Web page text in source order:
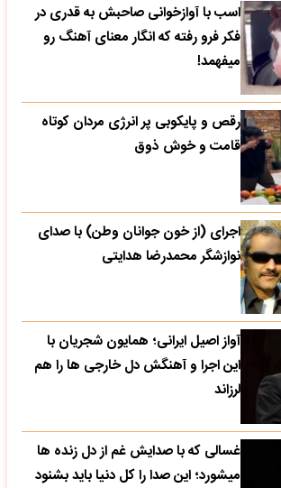
اسب با آوازخوانی صاحبش به قدری در
فکر فرو رفته که انگار معنای آهنگ رو
میفهمد!
رقص و پایکوبی پر انرژی مردان کوتاه
قامت و خوش ذوق
اجرای (از خون جوانان وطن) با صدای
نوازشگر محمدرضا هدایتی
آواز اصیل ایرانی؛ همایون شجریان با
این اجرا و آهنگش دل خارجی ها را هم
لرزاند
غسالی که با صدایش غم از دل زنده ها
میشورد؛ این صدا را کل دنیا باید بشنود